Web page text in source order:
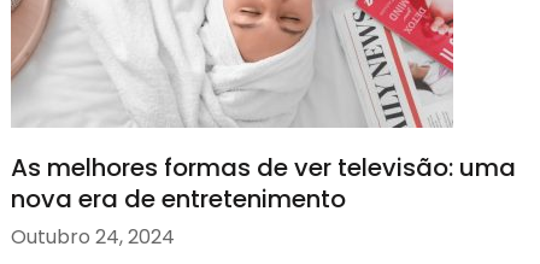
As melhores formas de ver televisão: uma
nova era de entretenimento
Outubro 24, 2024